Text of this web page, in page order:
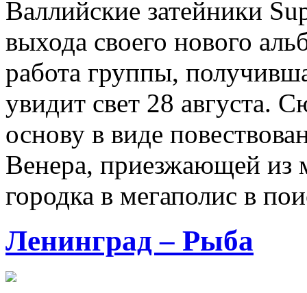
Валлийские затейники
выхода своего нового
работа группы,
увидит свет 28 августа.
основу в виде
Венера, приезжающей из
городка в мегаполис в
Ленинград – Рыба